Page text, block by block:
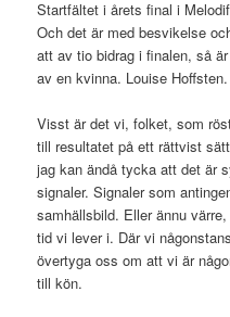
Startfältet i årets final i
Och det är med besvikelse
att av tio bidrag i finalen, så
av en kvinna. Louise Hoffsten.
Visst är det vi, folket, som
till resultatet på ett rättvist
jag kan ändå tycka att det är
signaler. Signaler som
samhällsbild. Eller ännu
tid vi lever i. Där vi
övertyga oss om att vi är
till kön.